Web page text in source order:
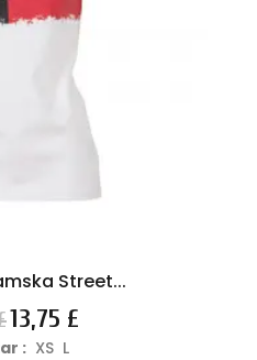
Street...
Cena
13,75 £
: XS L